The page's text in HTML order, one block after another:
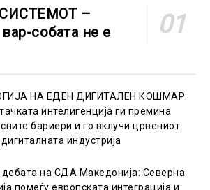
–
собата не е
НА ЕДЕН ДИГИТАЛЕН КОШМАР:
интелигенција ги премина
бариери и го вклучи црвениот
индустрија
дебата на СДА Македонија: Северна
помеѓу европската интеграција и